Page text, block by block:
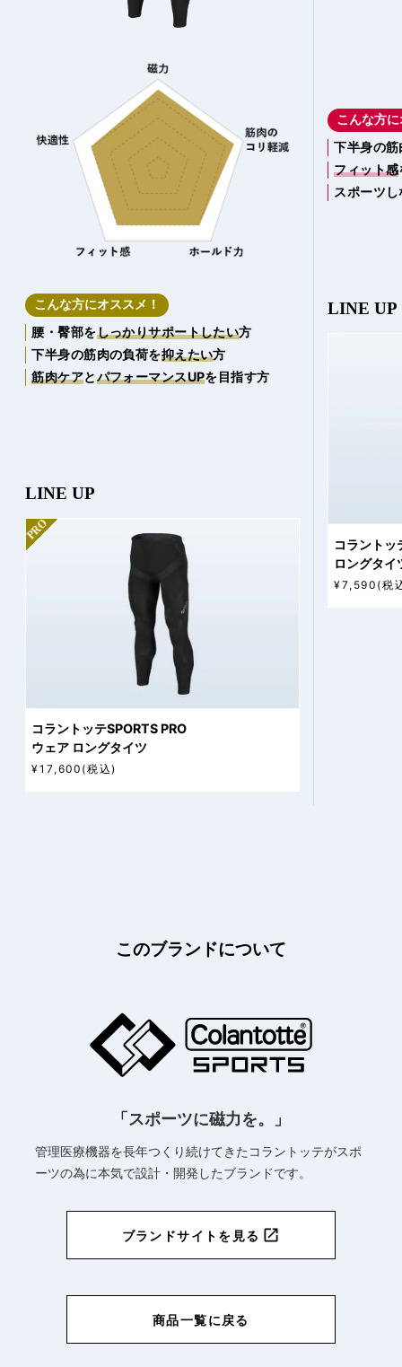
こんな方にオススメ！
腰・臀部をしっかりサポートしたい方
下半身の筋肉の負荷を抑えたい方
筋肉ケアとパフォーマンスUPを目指す方
LINE UP
PRO
コラントッテSPORTS PRO
ウェア ロングタイツ
¥17,600(税込)
こんな方
下半身の筋
フィット感
スポーツ
LINE UP
コラントッ
ロングタイ
¥7,590(税
このブランドについて
「スポーツに磁力を。」
管理医療機器を長年つくり続けてきたコラントッテがスポ
ーツの為に本気で設計・開発したブランドです。
ブランドサイトを見る
商品一覧に戻る